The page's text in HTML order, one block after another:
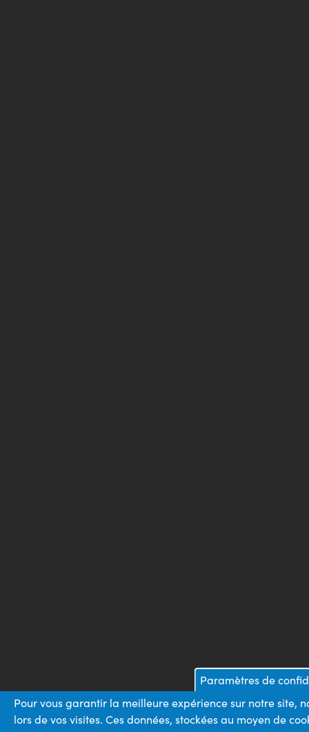
Paramètres de
Pour vous garantir la meilleure expérience sur notre site,
lors de vos visites. Ces données, stockées au moyen de